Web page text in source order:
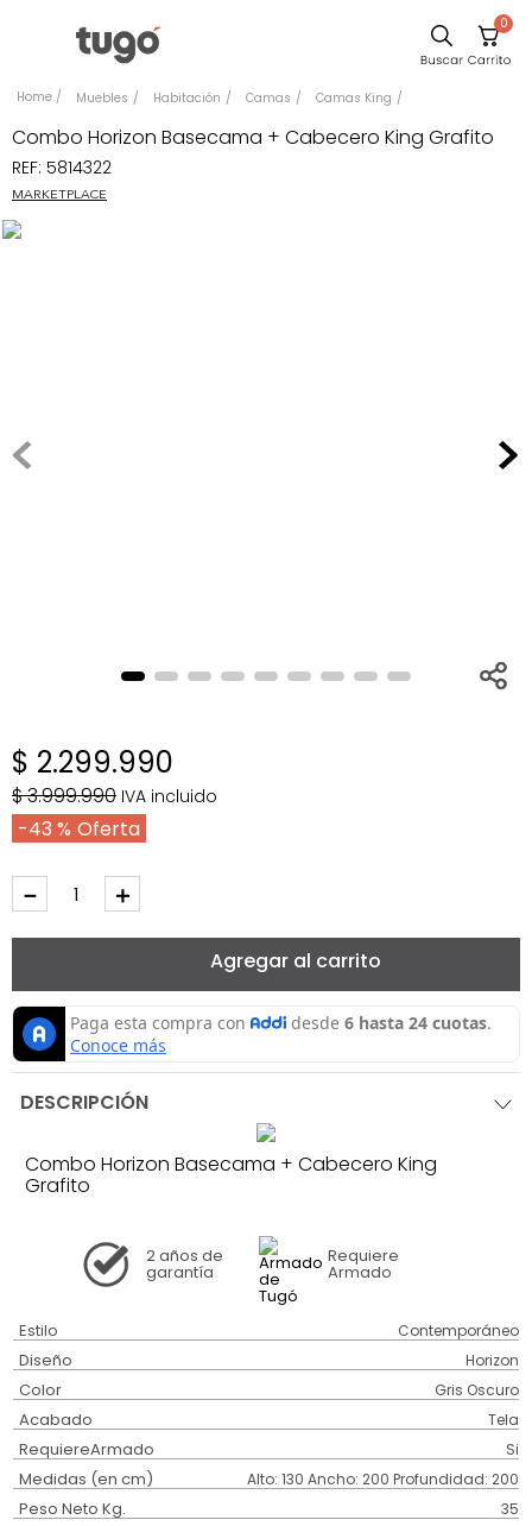
0
Muebles Habitación Camas Camas King
Combo Horizon Basecama + Cabecero King Grafito
REF: 5814322
MARKETPLACE
$ 2.299.990
$3.999.990 IVA incluido
43 %
＋
－
Agregar al carrito
DESCRIPCIÓN
Combo Horizon Basecama + Cabecero King
Grafito
2 años de
garantía
Requiere
Armado
Estilo Contemporáneo
Diseño Horizon
Color Gris Oscuro
Acabado Tela
RequiereArmado Si
Medidas (en cm) Alto: 130 Ancho: 200 Profundidad: 200
Peso Neto Kg. 35
Comedor
Escritorio
Sillas